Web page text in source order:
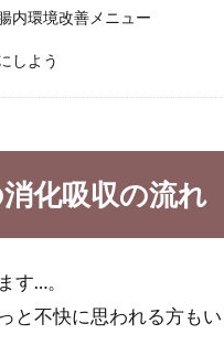
幼稚園に入学するとお弁当を持
も多いですよね。いざ幼稚園
お弁当箱...
食べられるおやつを紹介
自分や自分の子供にアレルギー
りピンとこな...
内環境改善メニュー
しよう
化吸収の流れ
す…。
と不快に思われる方も